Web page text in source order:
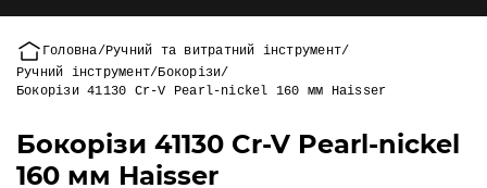
Головна Ручний та витратний інструмент
Ручний інструмент Бокорізи
Бокорізи 41130 Cr-V Pearl-nickel 160 мм Haisser
Бокорізи 41130 Cr-V Pearl-nickel
160 мм Haisser